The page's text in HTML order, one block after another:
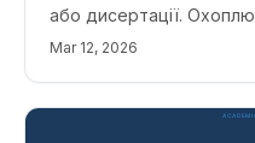
або дисертації.
редагування, поширені
Mar 12, 2026